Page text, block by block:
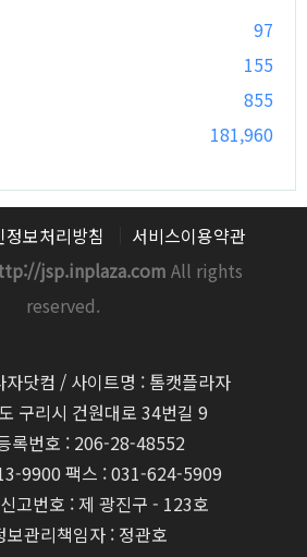
97
155
855
181,960
정보처리방침
서비스이용약관
jsp.inplaza.com All rights
reserved.
자닷컴 / 사이트명 : 톰캣플라자
구리시 건원대로 34번길 9
록번호 : 206-28-48552
9900 팩스 : 031-624-5909
고번호 : 제 광진구 - 123호
보관리책임자 : 정관호